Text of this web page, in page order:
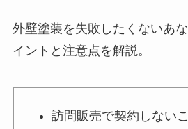
外壁塗装を失敗したくないあ
イントと注意点を解説。
訪問販売で契約しない